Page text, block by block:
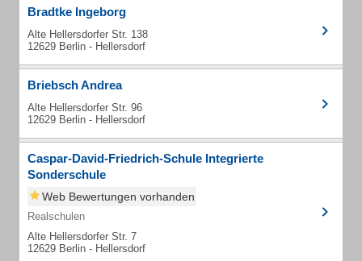
Bradtke Ingeborg
Alte Hellersdorfer Str. 138
12629 Berlin - Hellersdorf
Briebsch Andrea
Alte Hellersdorfer Str. 96
12629 Berlin - Hellersdorf
Caspar-David-Friedrich-Schule Integrierte
Sonderschule
Web Bewertungen vorhanden
Realschulen
Alte Hellersdorfer Str. 7
12629 Berlin - Hellersdorf